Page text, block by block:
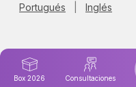
Box 2026 Consultaciones
Portugués
Inglés